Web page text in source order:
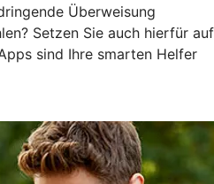
Überweisung
Setzen Sie auch hierfür auf
sind Ihre smarten Helfer